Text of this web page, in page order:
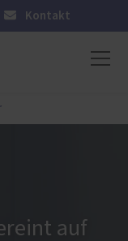
Kontakt
auf